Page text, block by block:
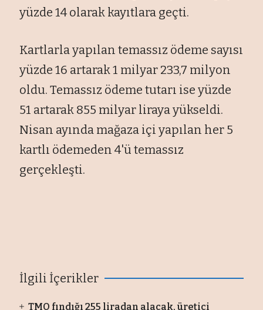
yüzde 14 olarak kayıtlara geçti.
Kartlarla yapılan temassız ödeme sayısı
yüzde 16 artarak 1 milyar 233,7 milyon
oldu. Temassız ödeme tutarı ise yüzde
51 artarak 855 milyar liraya yükseldi.
Nisan ayında mağaza içi yapılan her 5
kartlı ödemeden 4'ü temassız
gerçekleşti.
İlgili İçerikler
TMO fındığı 255 liradan alacak, üretici